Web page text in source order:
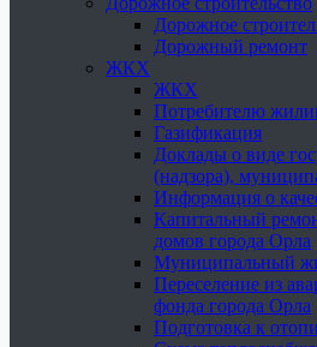
Дорожное
Дорожный ремонт
ЖКХ
ЖКХ
Потребителю
Газификация
Доклады о виде
(надзора),
Информация о
Капитальный
домов города Орла
Муниципальный
Переселение из
фонда города Орла
Подготовка к